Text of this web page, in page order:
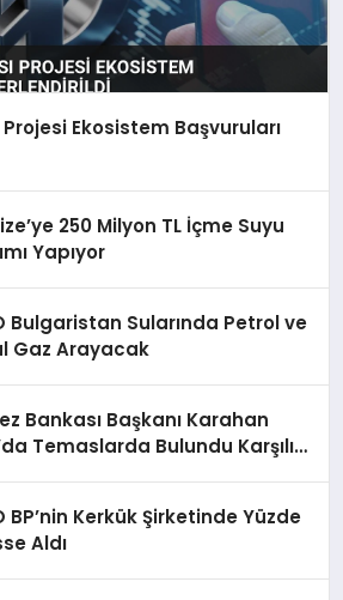
Ekosistem Başvuruları
250 Milyon TL İçme Suyu
Yapıyor
Bulgaristan Sularında Petrol ve
Gaz Arayacak
Bankası Başkanı Karahan
Temaslarda Bulundu Karşılıklı
BP’nin Kerkük Şirketinde Yüzde
Aldı